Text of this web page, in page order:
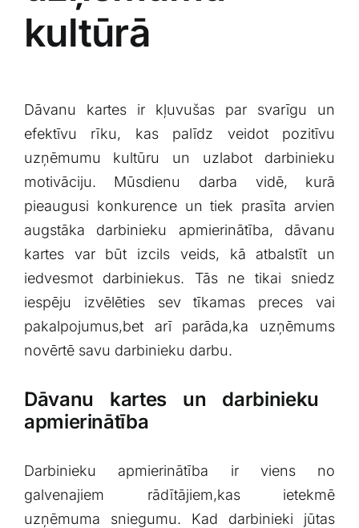
kultūrā
Dāvanu kartes ir kļuvušas par svarīgu un
‍efektīvu rīku, kas palīdz veidot pozitīvu
uzņēmumu kultūru un uzlabot ‍darbinieku
motivāciju. Mūsdienu ​darba vidē, kurā
pieaugusi​ konkurence un tiek prasīta arvien
augstāka darbinieku⁤ apmierinātība, dāvanu​
kartes var būt izcils veids, kā atbalstīt un
iedvesmot darbiniekus. Tās ne tikai sniedz
iespēju izvēlēties sev tīkamas⁣ preces vai
⁤pakalpojumus,bet arī parāda,ka uzņēmums
novērtē savu darbinieku darbu.
Dāvanu kartes un darbinieku ​
apmierinātība
Darbinieku apmierinātība ir viens no
galvenajiem⁤ rādītājiem,kas ietekmē
uzņēmuma sniegumu. Kad​ darbinieki jūtas